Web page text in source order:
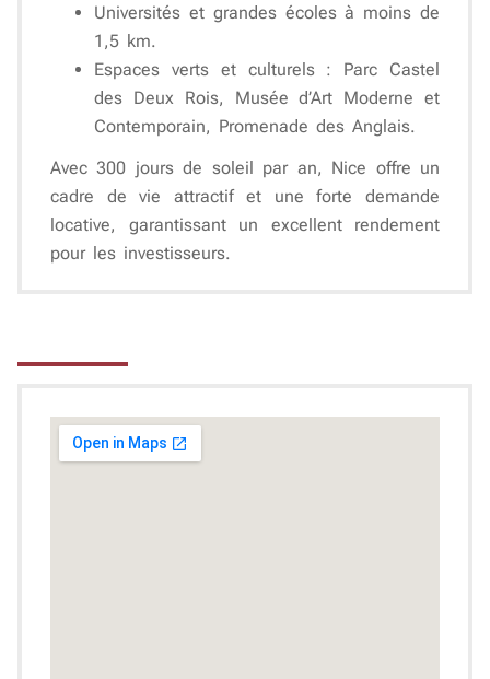
Universités et grandes écolesà moins de
1,5 km.
Espaces verts et culturels: Parc Castel
des Deux Rois, Musée d’Art Moderne et
Contemporain, Promenade des Anglais.
Avec300 jours de soleil par an, Nice offre un
cadre de vie attractif et une forte demande
locative, garantissant un excellent rendement
pour les investisseurs.